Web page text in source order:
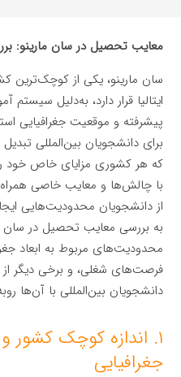
معایب تحصیل در سان مارینو:
سان مارینو، یکی از کوچک‌ترین
ایتالیا قرار دارد، به‌دلیل سیستم
پیشرفته و موقعیت جغرافیایی
برای دانشجویان بین‌المللی
که هر کشوری مزایای خاص خود
با چالش‌ها و معایب خاصی
از دانشجویان محدودیت‌هایی
به بررسی معایب تحصیل در سان
محدودیت‌های مربوط به ابعاد
فرصت‌های شغلی، و برخی دیگر
دانشجویان بین‌المللی با آن‌ها
۱. اندازه کوچک
جغرافیایی